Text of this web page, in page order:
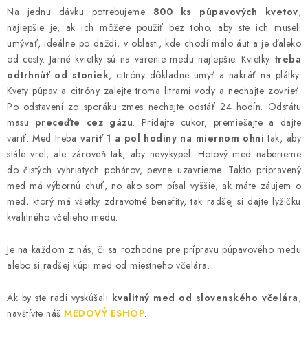
NOVINKY
ČOKOLÁDA
VÝŽIVOVÉ DOPLNKY
Kamenná predajňa Náš príbeh Články
Napísali o nás
Kontakty
Doprava a platba
Najčastejšie otázky FAQ
Fotogaléria
Obchodné podmienky
Ochrana osobných údajov
Vrátenie tovaru, výmena a reklamácie
Na jednu dávku potrebujeme 800 ks púpavových kvetov,
najlepšie je, ak ich môžete použiť bez toho, aby ste ich museli
umývať, ideálne po daždi, v oblasti, kde chodí málo áut a je ďaleko
od cesty. Jarné kvietky sú na varenie medu najlepšie. Kvietky treba
odtrhnúť od stoniek, citróny dôkladne umyť a nakráť na plátky.
Kvety púpav a citróny zalejte troma litrami vody a nechajte zovrieť.
Po odstavení zo sporáku zmes nechajte odstáť 24 hodín. Odstátu
masu preceďte cez gázu. Pridajte cukor, premiešajte a dajte
variť. Med treba variť 1 a pol hodiny na miernom ohni tak, aby
stále vrel, ale zároveň tak, aby nevykypel. Hotový med naberieme
do čistých vyhriatych pohárov, pevne uzavrieme. Takto pripravený
med má výbornú chuť, no ako som písal vyššie, ak máte záujem o
med, ktorý má všetky zdravotné benefity, tak radšej si dajte lyžičku
kvalitného včelieho medu.
Je na každom z nás, či sa rozhodne pre prípravu púpavového medu
alebo si radšej kúpi med od miestneho včelára.
Ak by ste radi vyskúšali kvalitný med od slovenského včelára,
navštívte náš MEDOVÝ ESHOP.